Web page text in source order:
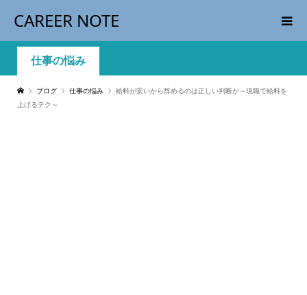
CAREER NOTE
仕事の悩み
ブログ 仕事の悩み
給料が安いから辞めるのは正しい判断か～現職で給料を
上げるテク～